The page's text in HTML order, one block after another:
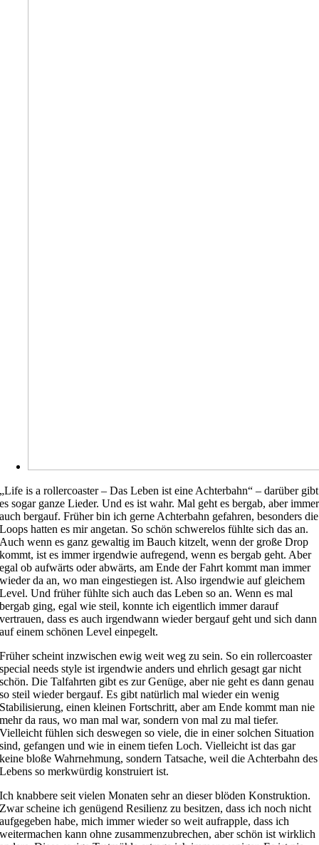
„Life is a rollercoaster – Das Leben ist eine Achterbahn“ – darüber gibt
es sogar ganze Lieder. Und es ist wahr. Mal geht es bergab, aber immer
auch bergauf. Früher bin ich gerne Achterbahn gefahren, besonders die
Loops hatten es mir angetan. So schön schwerelos fühlte sich das an.
Auch wenn es ganz gewaltig im Bauch kitzelt, wenn der große Drop
kommt, ist es immer irgendwie aufregend, wenn es bergab geht. Aber
egal ob aufwärts oder abwärts, am Ende der Fahrt kommt man immer
wieder da an, wo man eingestiegen ist. Also irgendwie auf gleichem
Level. Und früher fühlte sich auch das Leben so an. Wenn es mal
bergab ging, egal wie steil, konnte ich eigentlich immer darauf
vertrauen, dass es auch irgendwann wieder bergauf geht und sich dann
auf einem schönen Level einpegelt.
Früher scheint inzwischen ewig weit weg zu sein. So ein rollercoaster
special needs style ist irgendwie anders und ehrlich gesagt gar nicht
schön. Die Talfahrten gibt es zur Genüge, aber nie geht es dann genau
so steil wieder bergauf. Es gibt natürlich mal wieder ein wenig
Stabilisierung, einen kleinen Fortschritt, aber am Ende kommt man nie
mehr da raus, wo man mal war, sondern von mal zu mal tiefer.
Vielleicht fühlen sich deswegen so viele, die in einer solchen Situation
sind, gefangen und wie in einem tiefen Loch. Vielleicht ist das gar
keine bloße Wahrnehmung, sondern Tatsache, weil die Achterbahn des
Lebens so merkwürdig konstruiert ist.
Ich knabbere seit vielen Monaten sehr an dieser blöden Konstruktion.
Zwar scheine ich genügend Resilienz zu besitzen, dass ich noch nicht
aufgegeben habe, mich immer wieder so weit aufrapple, dass ich
weitermachen kann ohne zusammenzubrechen, aber schön ist wirklich